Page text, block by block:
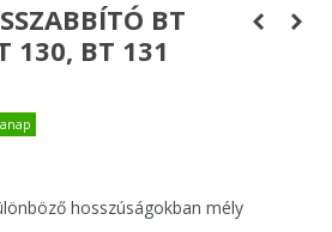
BT
130, BT 131
hosszúságokban mély